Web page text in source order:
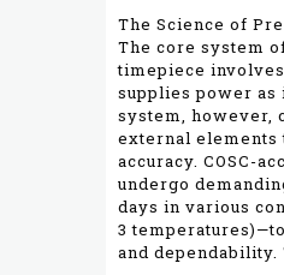
The Science of
The core system
timepiece
supplies power as
system, however,
external elements
accuracy. COSC-
undergo
days in various
3
and dependability.